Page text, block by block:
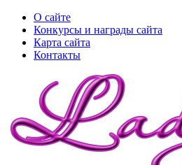
О сайте
Конкурсы и награды сайта
Карта сайта
Контакты